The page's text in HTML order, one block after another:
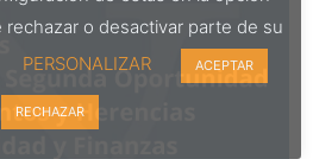
rechazar o desactivar parte de su
PERSONALIZAR ACEPTAR
RECHAZAR